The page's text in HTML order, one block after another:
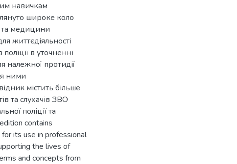
навичкам
широке коло
та медицини
життєдіяльності
в уточненні
належної протидії
ними
містить більше
та слухачів ЗВО
поліції та
contains
its use in professional
the lives of
and concepts from